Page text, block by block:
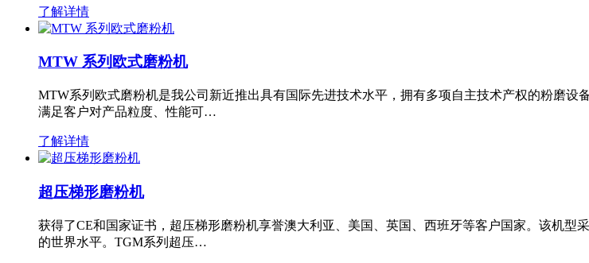
了解详情
MTW 系列欧式磨粉机
MTW系列欧式磨粉机是我公司新近推出具有国际先进技术水平，拥有多项自主技术产权的粉磨
满足客户对产品粒度、性能可…
了解详情
超压梯形磨粉机
获得了CE和国家证书，超压梯形磨粉机享誉澳大利亚、美国、英国、西班牙等客户国家。该机
的世界水平。TGM系列超压…